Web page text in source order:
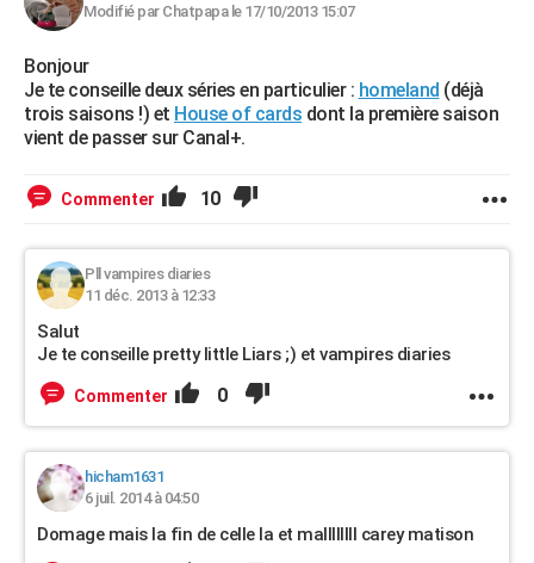
Modifié par Chatpapa le 17/10/2013 15:07
Bonjour
Je te conseille deux séries en particulier : homeland (déjà
trois saisons !) et House of cards dont la première saison
vient de passer sur Canal+.
Commenter 10
Pll vampires diaries
11 déc. 2013 à 12:33
Salut
Je te conseille pretty little Liars ;) et vampires diaries
Commenter 0
hicham1631
6 juil. 2014 à 04:50
Domage mais la fin de celle la et mallllllll carey matison